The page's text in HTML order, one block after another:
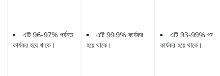
এটি 96-97% পর্যন্ত
কার্যকর হয়ে থাকে।
এটি 99.9% কার্যকর
হয়ে থাকে।
এটি 93-99% পর্যন্ত
কার্যকর হয়ে থাকে।